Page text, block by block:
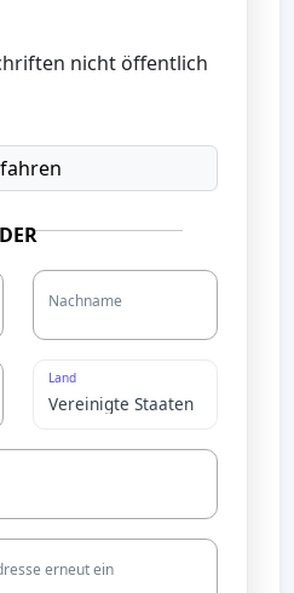
nicht öffentlich
Nachname
Land
erneut ein